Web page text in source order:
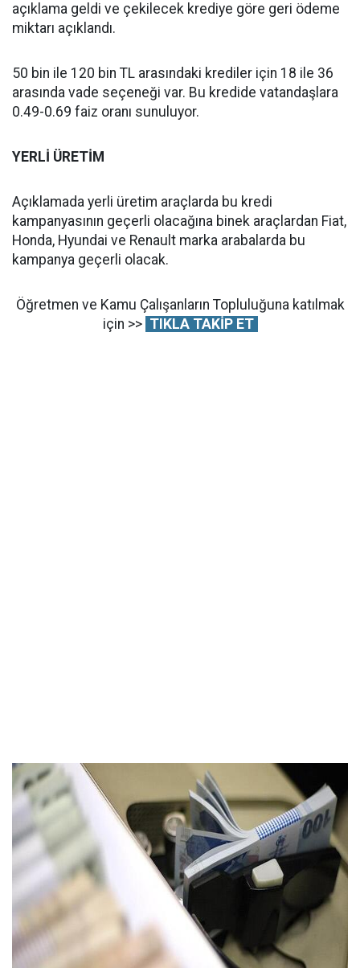
açıklama geldi ve çekilecek krediye göre geri ödeme
miktarı açıklandı.
50 bin ile 120 bin TL arasındaki krediler için 18 ile 36
arasında vade seçeneği var. Bu kredide vatandaşlara
0.49-0.69 faiz oranı sunuluyor.
YERLİ ÜRETİM
Açıklamada yerli üretim araçlarda bu kredi
kampanyasının geçerli olacağına binek araçlardan Fiat,
Honda, Hyundai ve Renault marka arabalarda bu
kampanya geçerli olacak.
Öğretmen ve Kamu Çalışanların Topluluğuna katılmak
için >> TIKLA TAKİP ET